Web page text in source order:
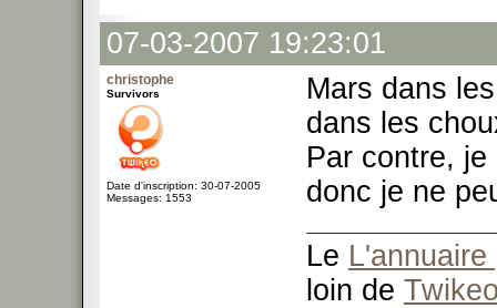
07-03-2007 19:23:01
christophe
Survivors
Date d'inscription: 30-07-2005
Messages: 1553
Mars dans
dans les
Par contre,
donc je ne
Le L'annuaire
loin de